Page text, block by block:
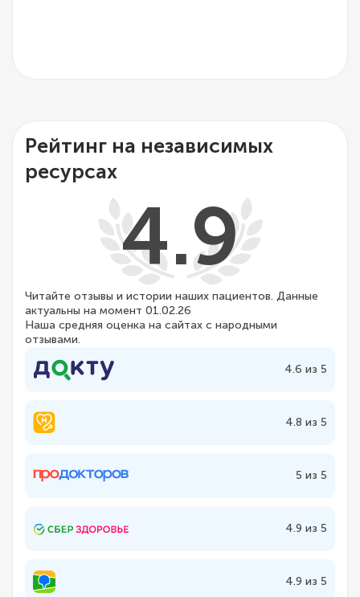
Рейтинг на независимых
ресурсах
4.9
Читайте отзывы и истории наших пациентов. Данные
актуальны на момент 01.02.26
Наша средняя оценка на сайтах с народными
отзывами.
4.6 из 5
4.8 из 5
5 из 5
4.9 из 5
4.9 из 5